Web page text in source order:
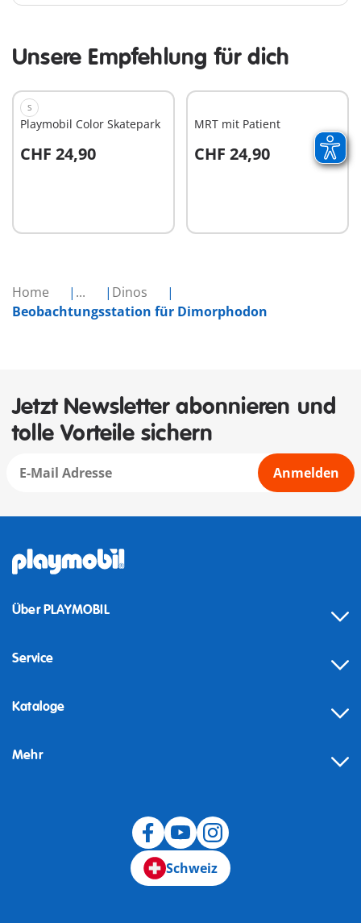
Home ...
Dinos
Beobachtungsstation für Dimorphodon
Unsere Empfehlung für dich
S
Playmobil Color Skatepark
CHF 24,90
In den Warenkorb
MRT mit Patient
CHF 24,90
In den Warenkorb
Jetzt Newsletter abonnieren und
tolle Vorteile sichern
Anmelden
Über PLAYMOBIL
Service
Kataloge
Mehr
Schweiz